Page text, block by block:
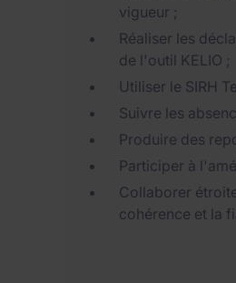
vigueur ;
Réaliser les
de l'outil KELIO ;
Utiliser le SIRH
Suivre les
Produire des
Participer à
Collaborer
cohérence et la